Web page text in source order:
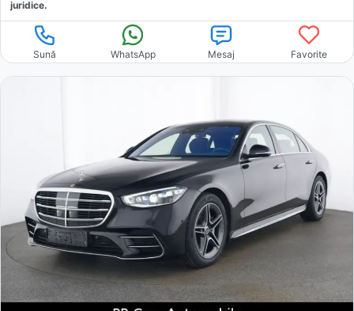
juridice.
Sună WhatsApp Mesaj Favorite